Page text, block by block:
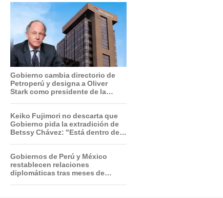
Gobierno cambia directorio de
Petroperú y designa a Oliver
Stark como presidente de la
Keiko Fujimori no descarta que
Gobierno pida la extradición de
Betssy Chávez: "Está dentro de
Gobiernos de Perú y México
restablecen relaciones
diplomáticas tras meses de